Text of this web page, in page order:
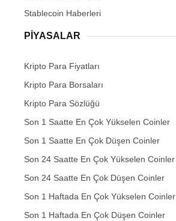
Stablecoin Haberleri
PIYASALAR
Kripto Para Fiyatları
Kripto Para Borsaları
Kripto Para Sözlüğü
Son 1 Saatte En Çok Yükselen Coinler
Son 1 Saatte En Çok Düşen Coinler
Son 24 Saatte En Çok Yükselen Coinler
Son 24 Saatte En Çok Düşen Coinler
Son 1 Haftada En Çok Yükselen Coinler
Son 1 Haftada En Çok Düşen Coinler